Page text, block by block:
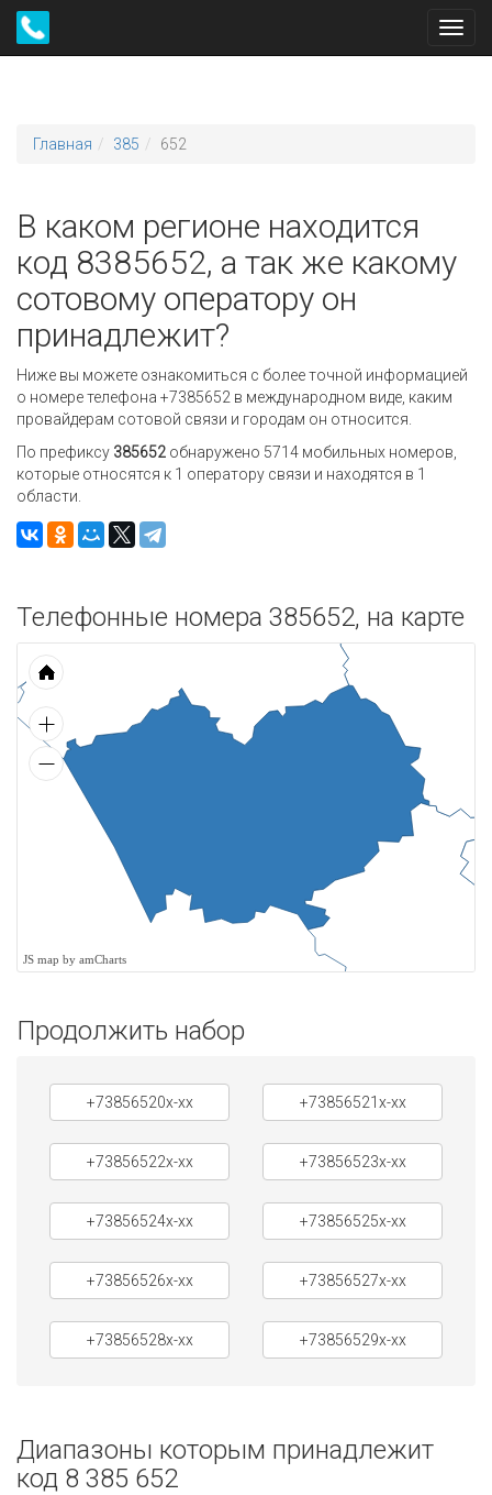
Главная 385 652
В каком регионе находится
код 8385652, а так же какому
сотовому оператору он
принадлежит?
Ниже вы можете ознакомиться с более точной информацией
о номере телефона +7385652 в международном виде, каким
провайдерам сотовой связи и городам он относится.
По префиксу 385652 обнаружено 5714 мобильных номеров,
которые относятся к 1 оператору связи и находятся в 1
области.
Телефонные номера 385652, на карте
JS map by amCharts
Продолжить набор
+73856520x-xx +73856521x-xx
+73856522x-xx +73856523x-xx
+73856524x-xx +73856525x-xx
+73856526x-xx +73856527x-xx
+73856528x-xx +73856529x-xx
Диапазоны которым принадлежит
код 8 385 652